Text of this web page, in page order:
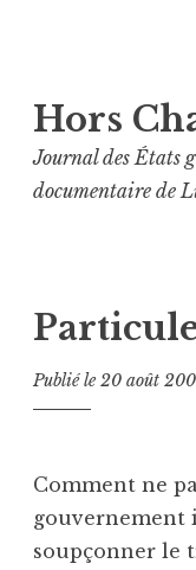
au
contenu
principal
Hors
Journal des États
documentaire de
Publié le20 août
Comment ne
gouvernement
soupçonner le